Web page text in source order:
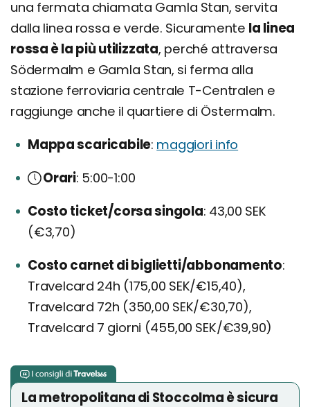
una fermata chiamata Gamla Stan, servita
dalla linea rossa e verde. Sicuramente la linea
rossa è la più utilizzata, perché attraversa
Södermalm e Gamla Stan, si ferma alla
stazione ferroviaria centrale T-Centralen e
raggiunge anche il quartiere di Östermalm.
Mappa scaricabile maggiori info
Orari 5:00-1:00
Costo ticket/corsa singola 43,00 SEK
(€3,70)
Costo carnet di biglietti/abbonamento
Travelcard 24h (175,00 SEK/€15,40),
Travelcard 72h (350,00 SEK/€30,70),
Travelcard 7 giorni (455,00 SEK/€39,90)
La metropolitana di Stoccolma è sicura